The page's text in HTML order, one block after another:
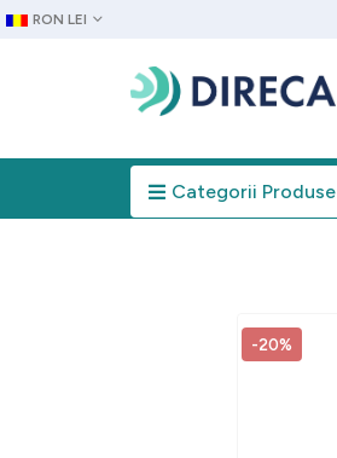
RON LEI
Categorii Produse
-20%